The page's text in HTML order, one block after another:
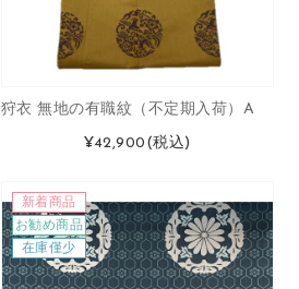
狩衣 無地の有職紋（不定期入荷）A
¥42,900 (税込)
新着商品
お勧め商品
在庫僅少